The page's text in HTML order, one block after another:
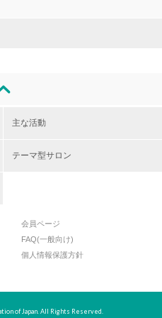
主な活動
テーマ型サロン
会員ページ
FAQ(一般向け)
個人情報保護方針
of Japan. All Rights Reserved.